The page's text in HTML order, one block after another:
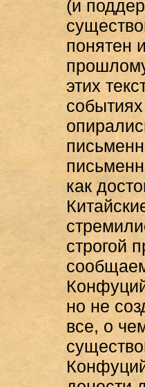
(и
понятен
этих
как
строгой
но не
все, о